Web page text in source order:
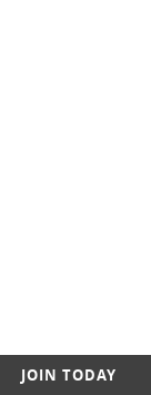
JOIN TODAY